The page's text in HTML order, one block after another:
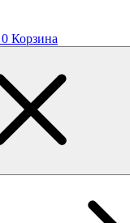
0 Корзина